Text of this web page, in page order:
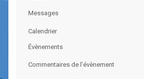
Messages
Calendrier
Évènements
Commentaires de l’évènement